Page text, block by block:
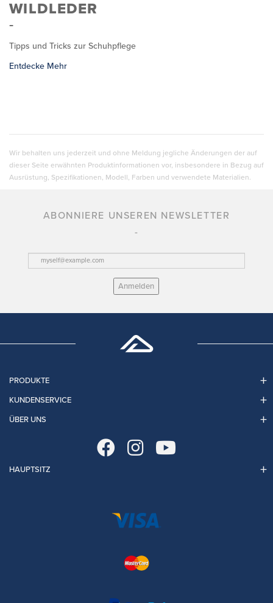
WILDLEDER
Tipps und Tricks zur Schuhpflege
Entdecke Mehr
Wir behalten uns jederzeit und ohne Meldung jegliche Änderungen der auf
dieser Seite erwähnten Produktinformationen vor, insbesondere in Bezug auf
Ausrüstung, Spezifikationen, Modell, Farben und verwendete Materialien.
ABONNIERE UNSEREN NEWSLETTER
Anmelden
PRODUKTE
KUNDENSERVICE
ÜBER UNS
HAUPTSITZ